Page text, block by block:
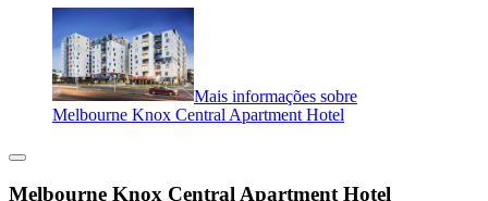
Mais informações sobre
Melbourne Knox Central Apartment Hotel
Melbourne Knox Central Apartment Hotel